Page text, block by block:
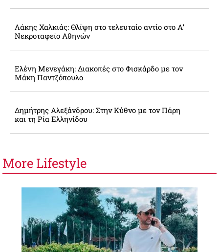
Λάκης Χαλκιάς: Θλίψη στο τελευταίο αντίο στο Α’
Νεκροταφείο Αθηνών
Ελένη Μενεγάκη: Διακοπές στο Φισκάρδο με τον
Μάκη Παντζόπουλο
Δημήτρης Αλεξάνδρου: Στην Κύθνο με τον Πάρη
και τη Ρία Ελληνίδου
More Lifestyle